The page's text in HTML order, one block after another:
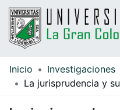
Comunidades
Inicio Investigaciones